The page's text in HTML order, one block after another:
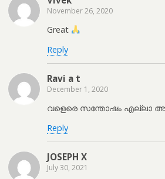
November 26, 2020
Great
Reply
Ravi a t
December 1, 2020
വളെരെ സന്തോഷം എല്ലാ
Reply
JOSEPH X
July 30, 2021